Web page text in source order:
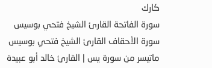
كارك
سورة الفاتحة القارئ الشيخ فتحي بوسيس
سورة الأحقاف القارئ الشيخ فتحي بوسيس
ماتيسر من سورة يس | القارئ خالد أبو عبيدة